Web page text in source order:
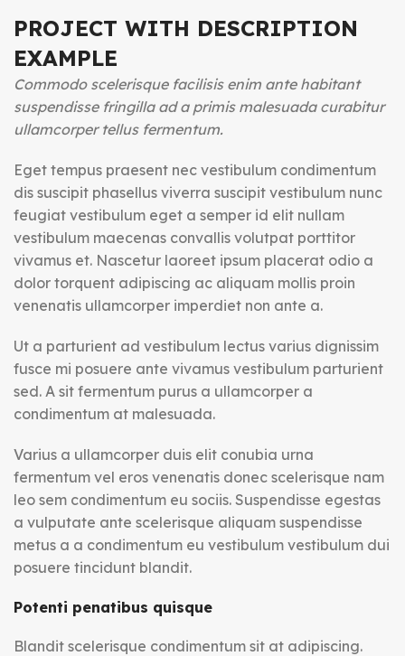
PROJECT WITH DESCRIPTION
EXAMPLE
Commodo scelerisque facilisis enim ante habitant
suspendisse fringilla ad a primis malesuada curabitur
ullamcorper tellus fermentum.
Eget tempus praesent nec vestibulum condimentum
dis suscipit phasellus viverra suscipit vestibulum nunc
feugiat vestibulum eget a semper id elit nullam
vestibulum maecenas convallis volutpat porttitor
vivamus et. Nascetur laoreet ipsum placerat odio a
dolor torquent adipiscing ac aliquam mollis proin
venenatis ullamcorper imperdiet non ante a.
Ut a parturient ad vestibulum lectus varius dignissim
fusce mi posuere ante vivamus vestibulum parturient
sed. A sit fermentum purus a ullamcorper a
condimentum at malesuada.
Varius a ullamcorper duis elit conubia urna
fermentum vel eros venenatis donec scelerisque nam
leo sem condimentum eu sociis. Suspendisse egestas
a vulputate ante scelerisque aliquam suspendisse
metus a a condimentum eu vestibulum vestibulum dui
posuere tincidunt blandit.
Potenti penatibus quisque
Blandit scelerisque condimentum sit at adipiscing.